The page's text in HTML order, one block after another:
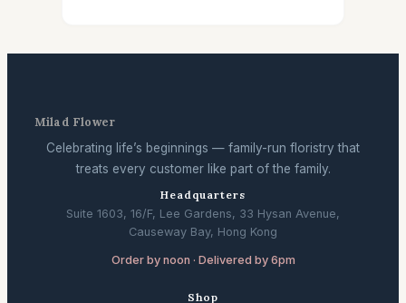
Milad Flower
Celebrating life’s beginnings — family-run floristry that
treats every customer like part of the family.
Headquarters
Suite 1603, 16/F, Lee Gardens, 33 Hysan Avenue,
Causeway Bay, Hong Kong
Order by noon · Delivered by 6pm
Shop